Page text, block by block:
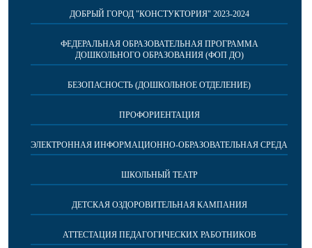
ДОБРЫЙ ГОРОД "КОНСТУКТОРИЯ" 2023-2024
ФЕДЕРАЛЬНАЯ ОБРАЗОВАТЕЛЬНАЯ ПРОГРАММА
ДОШКОЛЬНОГО ОБРАЗОВАНИЯ (ФОП ДО)
БЕЗОПАСНОСТЬ (ДОШКОЛЬНОЕ ОТДЕЛЕНИЕ)
ПРОФОРИЕНТАЦИЯ
ЭЛЕКТРОННАЯ ИНФОРМАЦИОННО-ОБРАЗОВАТЕЛЬНАЯ СРЕДА
ШКОЛЬНЫЙ ТЕАТР
ДЕТСКАЯ ОЗДОРОВИТЕЛЬНАЯ КАМПАНИЯ
АТТЕСТАЦИЯ ПЕДАГОГИЧЕСКИХ РАБОТНИКОВ